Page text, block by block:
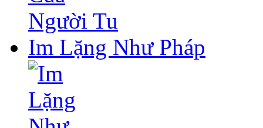
Im Lặng Như Pháp